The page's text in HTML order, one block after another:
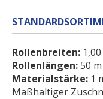
Rollenbreiten:
Rollenlängen:50 m
Materialstärke: 1
Maßhaltiger